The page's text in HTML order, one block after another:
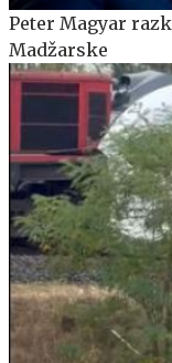
Peter Magyar
Madžarske